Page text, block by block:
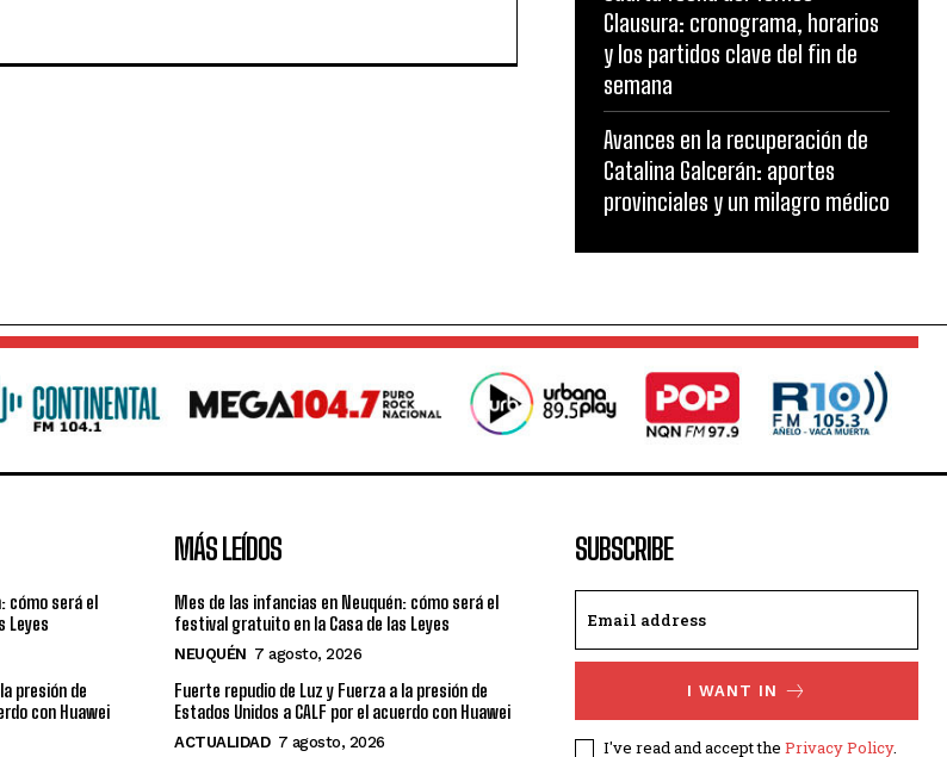
Clausura: cronograma, horarios
y los partidos clave del fin de
semana
Avances en la recuperación de
Catalina Galcerán: aportes
provinciales y un milagro médico
cómo será el
Leyes
presión de
con Huawei
MÁS LEÍDOS
Mes de las infancias en Neuquén: cómo será el
festival gratuito en la Casa de las Leyes
NEUQUÉN 7 agosto, 2026
Fuerte repudio de Luz y Fuerza a la presión de
Estados Unidos a CALF por el acuerdo con Huawei
ACTUALIDAD 7 agosto, 2026
SUBSCRIBE
I WANT IN
I've read and accept the Privacy Policy.